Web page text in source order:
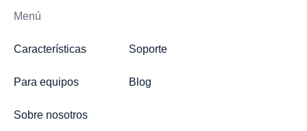
Menú
Características
Para equipos
Sobre nosotros
Soporte
Blog